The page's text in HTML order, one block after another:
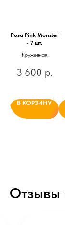
Роза Pink Monster
- 7 шт.
Кружевная
стойкая роза в
3 600 р.
В КОРЗИНУ
Отзывы
ИНН: